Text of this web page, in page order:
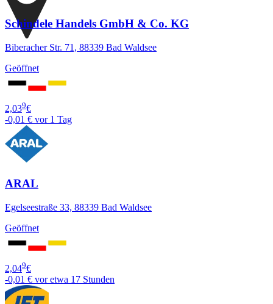
Schindele Handels GmbH & Co. KG
Biberacher Str. 71, 88339 Bad Waldsee
Geöffnet
2,039€
-0,01 € vor 1 Tag
ARAL
Egelseestraße 33, 88339 Bad Waldsee
Geöffnet
2,049€
-0,01 € vor etwa 17 Stunden